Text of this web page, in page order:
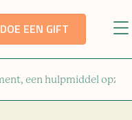
DOE EEN GIFT